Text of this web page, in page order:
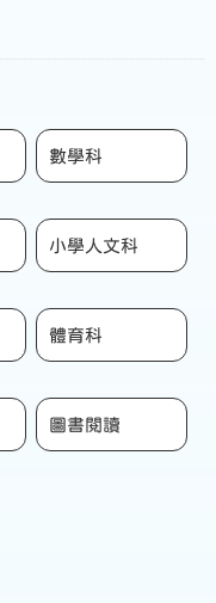
數學科
小學人文科
體育科
圖書閱讀